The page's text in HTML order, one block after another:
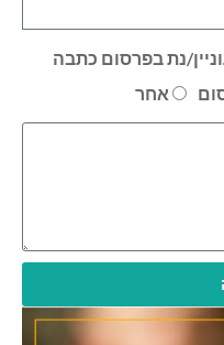
נת בפרסום כתבה
אחר